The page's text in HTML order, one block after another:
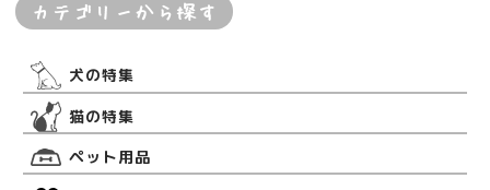
カテゴリーから探す
犬の特集
猫の特集
ペット用品